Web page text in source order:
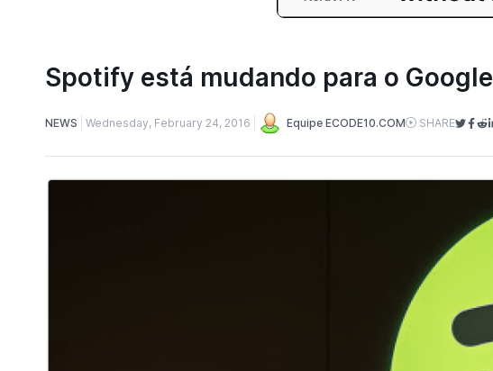
Spotify está mudando para o Google
NEWS Wednesday, February 24, 2016 Equipe ECODE10.COM SHARE